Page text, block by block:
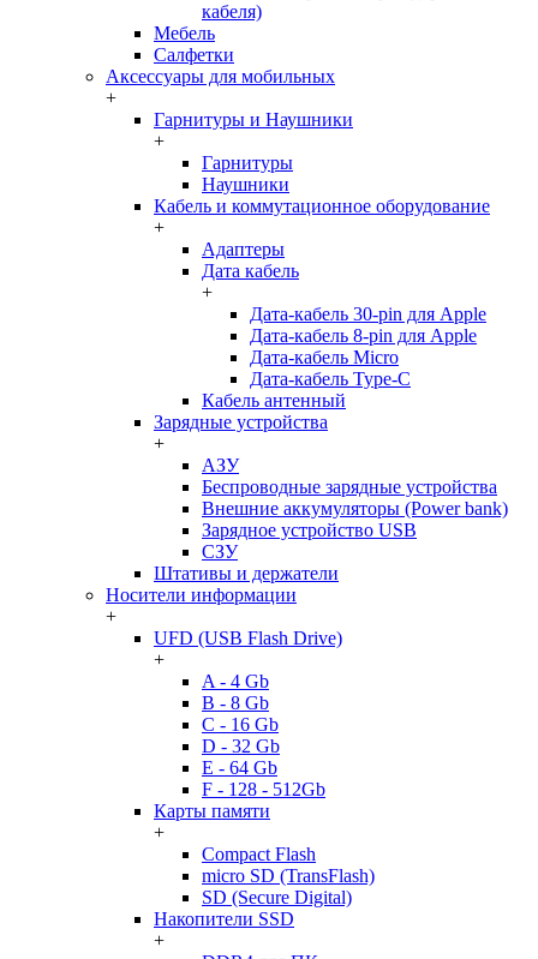
кабеля)
Мебель
Салфетки
Аксессуары для мобильных
+
Гарнитуры и Наушники
+
Гарнитуры
Наушники
Кабель и коммутационное оборудование
+
Адаптеры
Дата кабель
+
Дата-кабель 30-pin для Apple
Дата-кабель 8-pin для Apple
Дата-кабель Micro
Дата-кабель Type-C
Кабель антенный
Зарядные устройства
+
АЗУ
Беспроводные зарядные устройства
Внешние аккумуляторы (Power bank)
Зарядное устройство USB
СЗУ
Штативы и держатели
Носители информации
+
UFD (USB Flash Drive)
+
A - 4 Gb
B - 8 Gb
C - 16 Gb
D - 32 Gb
E - 64 Gb
F - 128 - 512Gb
Карты памяти
+
Compact Flash
micro SD (TransFlash)
SD (Secure Digital)
Накопители SSD
+